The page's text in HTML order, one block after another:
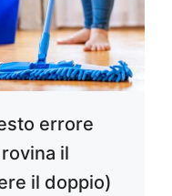
errore
il
il doppio)